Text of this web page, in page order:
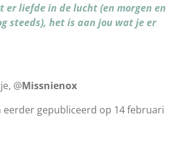
er liefde in de lucht (en morgen en
steeds), het is aan jou wat je er
@Missnienox
eerder gepubliceerd op 14 februari